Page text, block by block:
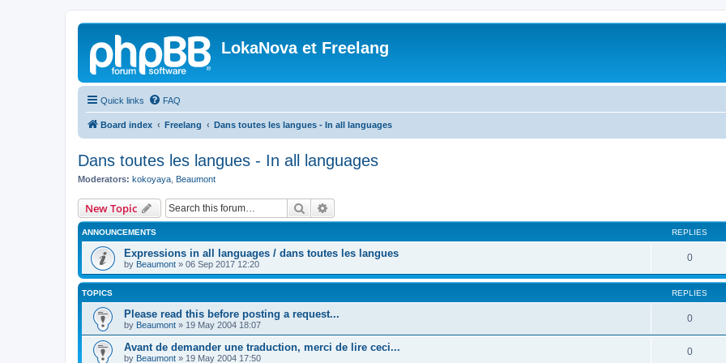
LokaNova et Freelang
Quick links FAQ
Board index Freelang Dans toutes les langues - In all languages
Dans toutes les langues - In all languages
Moderators: kokoyaya Beaumont
New Topic Search
ANNOUNCEMENTS REPLIES
Expressions in all languages / dans toutes les langues
by Beaumont » 06 Sep 2017 12:20
0
TOPICS REPLIES
Please read this before posting a request...
by Beaumont » 19 May 2004 18:07
0
Avant de demander une traduction, merci de lire ceci...
by Beaumont » 19 May 2004 17:50
0